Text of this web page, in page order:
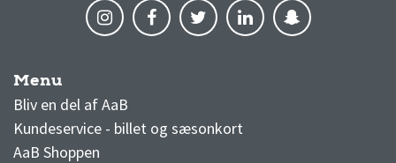
Menu
Bliv en del af AaB
Kundeservice - billet og sæsonkort
AaB Shoppen